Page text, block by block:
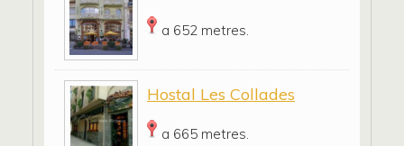
a 652 metres.
Hostal Les Collades
a 665 metres.